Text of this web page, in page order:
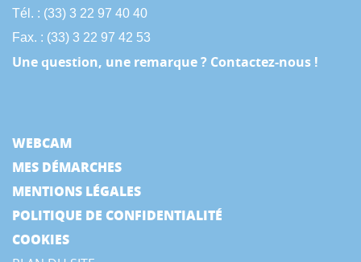
Tél. : (33) 3 22 97 40 40
Fax. : (33) 3 22 97 42 53
Une question, une remarque ? Contactez-nous !
WEBCAM
MES DÉMARCHES
MENTIONS LÉGALES
POLITIQUE DE CONFIDENTIALITÉ
COOKIES